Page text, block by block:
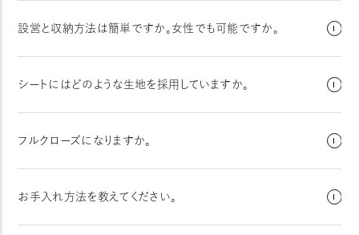
設営と収納方法は簡単ですか。女性でも可能ですか。
シートにはどのような生地を採用していますか。
フルクローズになりますか。
お手入れ方法を教えてください。